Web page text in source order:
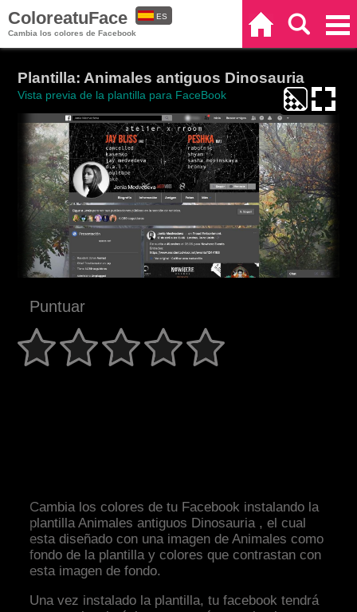
ColoreatuFace
Cambia los colores de Facebook
ES
Plantilla: Animales antiguos Dinosauria
Vista previa de la plantilla para FaceBook
Puntuar
Cambia los colores de tu Facebook instalando la
plantilla Animales antiguos Dinosauria , el cual
esta diseñado con una imagen de Animales como
fondo de la plantilla y colores que contrastan con
esta imagen de fondo.
Una vez instalado la plantilla, tu facebook tendrá